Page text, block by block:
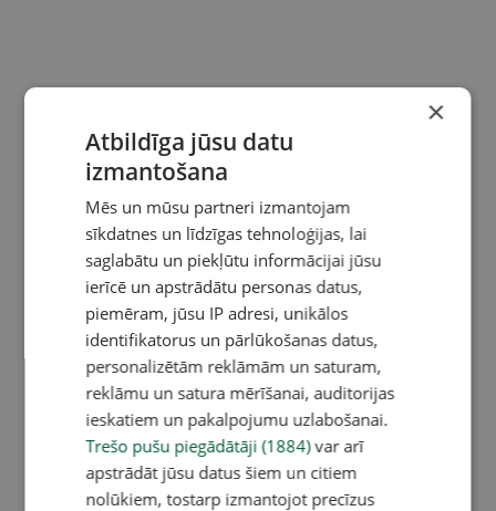
×
Atbildīga jūsu datu
izmantošana
Mēs un mūsu partneri izmantojam
sīkdatnes un līdzīgas tehnoloģijas, lai
saglabātu un piekļūtu informācijai jūsu
ierīcē un apstrādātu personas datus,
piemēram, jūsu IP adresi, unikālos
identifikatorus un pārlūkošanas datus,
personalizētām reklāmām un saturam,
reklāmu un satura mērīšanai, auditorijas
ieskatiem un pakalpojumu uzlabošanai.
Trešo pušu piegādātāji (1884)var arī
apstrādāt jūsu datus šiem un citiem
nolūkiem, tostarp izmantojot precīzus